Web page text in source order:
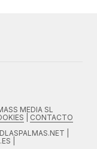
MEDIA SL
CONTACTO
|
|